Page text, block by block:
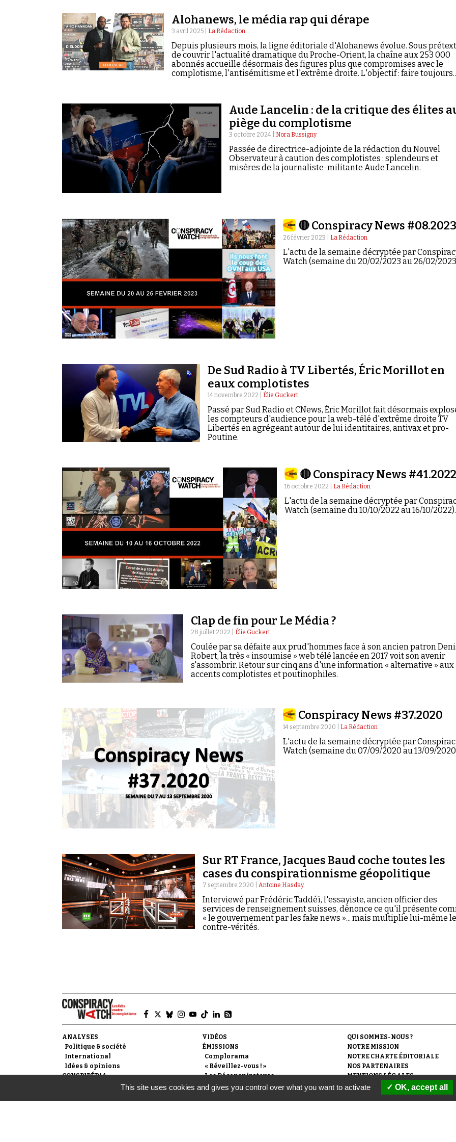
Alohanews, le média rap qui dérape
3 avril 2025 | La Rédaction
Depuis plusieurs mois, la ligne éditoriale d'Alohanews évolue. Sous
de couvrir l'actualité dramatique du Proche-Orient, la chaîne aux 253 000
abonnés accueille désormais des figures plus que compromises avec le
complotisme, l'antisémitisme et l'extrême droite. L'objectif : faire toujours
Aude Lancelin : de la critique des élites
piège du complotisme
3 octobre 2024 | Nora Bussigny
Passée de directrice-adjointe de la rédaction du Nouvel
Observateur à caution des complotistes : splendeurs et
misères de la journaliste-militante Aude Lancelin.
🔴 Conspiracy News #08.2023
26 février 2023 | La Rédaction
L'actu de la semaine décryptée par
Watch (semaine du 20/02/2023 au 26/02/
De Sud Radio à TV Libertés, Éric Morillot en
eaux complotistes
14 novembre 2022 | Élie Guckert
Passé par Sud Radio et CNews, Éric Morillot fait désormais
les compteurs d'audience pour la web-télé d'extrême droite TV
Libertés en agrégeant autour de lui identitaires, antivax et pro-
Poutine.
🔴 Conspiracy News #41.2022
16 octobre 2022 | La Rédaction
L'actu de la semaine décryptée par
Watch (semaine du 10/10/2022 au 16/10/2022).
Clap de fin pour Le Média ?
28 juillet 2022 | Élie Guckert
Coulée par sa défaite aux prud'hommes face à son ancien patron
Robert, la très « insoumise » web télé lancée en 2017 voit son avenir
s'assombrir. Retour sur cinq ans d'une information « alternative » aux
accents complotistes et poutinophiles.
Conspiracy News #37.2020
14 septembre 2020 | La Rédaction
L'actu de la semaine décryptée par
Watch (semaine du 07/09/2020 au 13/09/
Sur RT France, Jacques Baud coche toutes les
cases du conspirationnisme géopolitique
7 septembre 2020 | Antoine Hasday
Interviewé par Frédéric Taddéï, l'essayiste, ancien officier des
services de renseignement suisses, dénonce ce qu'il présente
« le gouvernement par les fake news »... mais multiplie lui-même
contre-vérités.
ANALYSES
Politique & société
International
Idées & opinions
CONSPIPÉDIA
VIDÉOS
ÉMISSIONS
Complorama
« Réveillez-vous ! »
Les Déconspirateurs
REVUES DE PRESSE
QUI SOMMES-NOUS ?
NOTRE MISSION
NOTRE CHARTE ÉDITORIALE
NOS PARTENAIRES
MENTIONS LÉGALES
POLITIQUE DE CONFIDENTIALITÉ
This site uses cookies and gives you control over what you want to activate OK, accept all